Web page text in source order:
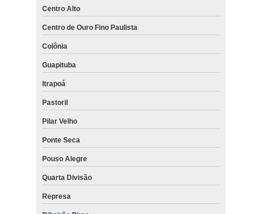
Centro Alto
Centro de Ouro Fino Paulista
Colônia
Guapituba
Itrapoá
Pastoril
Pilar Velho
Ponte Seca
Pouso Alegre
Quarta Divisão
Represa